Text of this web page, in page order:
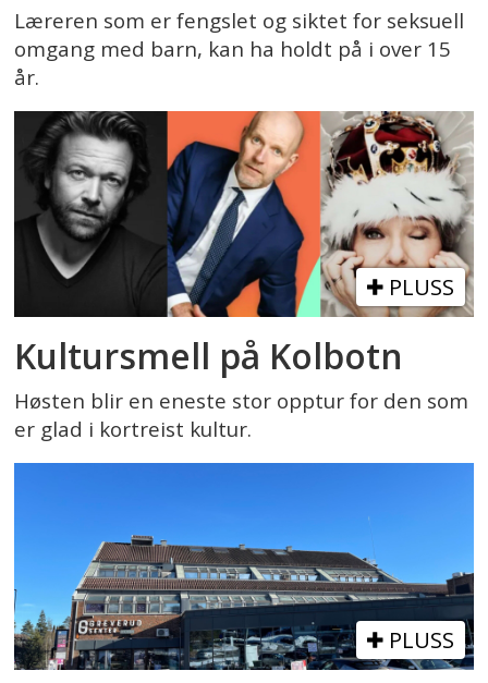
Læreren som er fengslet og siktet for seksuell
omgang med barn, kan ha holdt på i over 15
år.
PLUSS
Kultursmell på Kolbotn
Høsten blir en eneste stor opptur for den som
er glad i kortreist kultur.
PLUSS